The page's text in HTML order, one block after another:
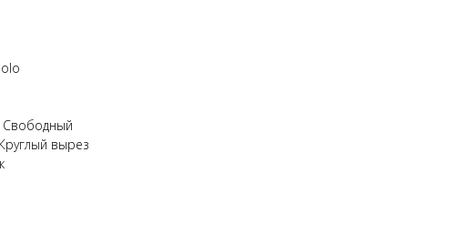
Свободный
вырез